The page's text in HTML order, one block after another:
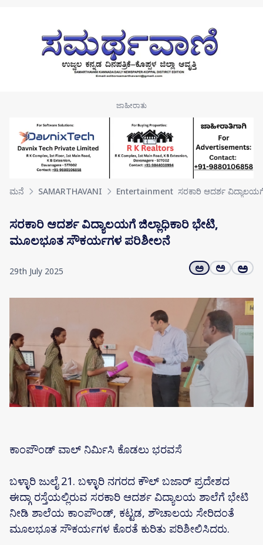
ಮನೆ SAMARTHAVANI Entertainment ಸರಕಾರಿ ಆದರ್ಶ
ಸರಕಾರಿ ಆದರ್ಶ ವಿದ್ಯಾಲಯಗೆ ಜಿಲ್ಲಾಧಿಕಾರಿ ಭೇಟಿ,
ಮೂಲಭೂತ ಸೌಕರ್ಯಗಳ ಪರಿಶೀಲನೆ
29th July 2025 ಅ ಅ ಅ
ಕಾಂಪೌಂಡ್ ವಾಲ್ ನಿರ್ಮಿಸಿ ಕೊಡಲು ಭರವಸೆ
ಬಳ್ಳಾರಿ ಜುಲೈ 21. ಬಳ್ಳಾರಿ ನಗರದ ಕೌಲ್ ಬಜಾರ್ ಪ್ರದೇಶದ
ಈದ್ಗಾ ರಸ್ತೆಯಲ್ಲಿರುವ ಸರಕಾರಿ ಆದರ್ಶ ವಿದ್ಯಾಲಯ ಶಾಲೆಗೆ ಭೇಟಿ
ನೀಡಿ ಶಾಲೆಯ ಕಾಂಪೌಂಡ್, ಕಟ್ಟಡ, ಶೌಚಾಲಯ ಸೇರಿದಂತೆ
ಮೂಲಭೂತ ಸೌಕರ್ಯಗಳ ಕೊರತೆ ಕುರಿತು ಪರಿಶೀಲಿಸಿದರು.